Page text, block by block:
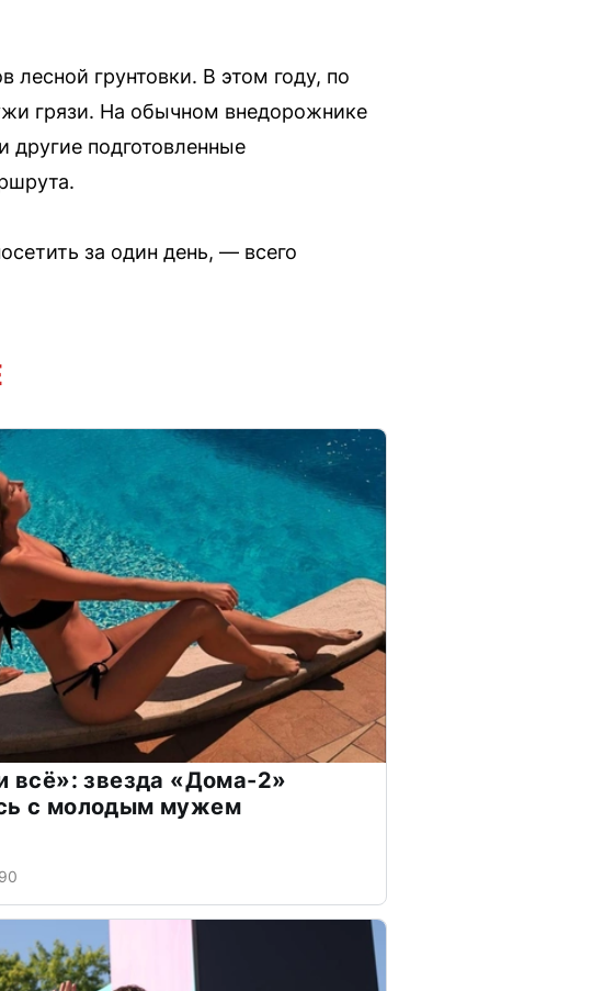
лесной грунтовки. В этом году, по
грязи. На обычном внедорожнике
подготовленные
за один день, — всего
всё»: звезда «Дома-2»
с молодым мужем
90